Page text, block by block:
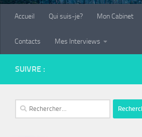
Accueil Qui suis-je? Mon Cabinet
Contacts Mes Interviews
SUIVRE :
Rechercher :